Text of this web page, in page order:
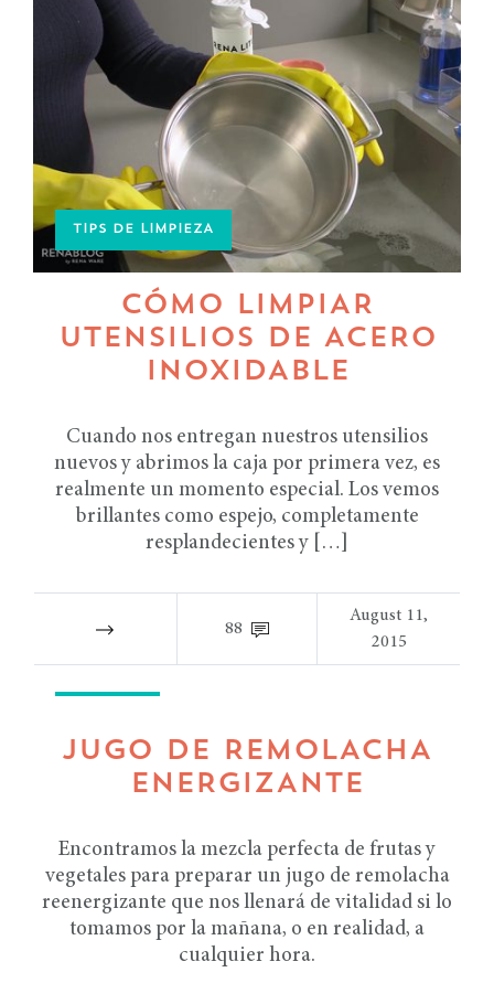
TIPS DE LIMPIEZA
CÓMO LIMPIAR
UTENSILIOS DE ACERO
INOXIDABLE
Cuando nos entregan nuestros utensilios
nuevos y abrimos la caja por primera vez, es
realmente un momento especial. Los vemos
brillantes como espejo, completamente
resplandecientes y […]
88
August 11,
2015
JUGO DE REMOLACHA
ENERGIZANTE
Encontramos la mezcla perfecta de frutas y
vegetales para preparar un jugo de remolacha
reenergizante que nos llenará de vitalidad si lo
tomamos por la mañana, o en realidad, a
cualquier hora.